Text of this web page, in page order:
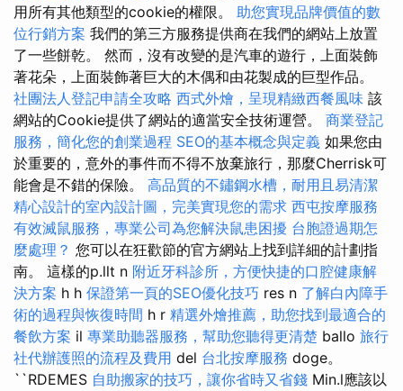
用所有其他類型的cookie的權限。 助您實現品牌價值的數
位行銷方案 我們的第三方服務提供商在我們的網站上放置
了一些餅乾。 然而，沒有改變的是汽車的遊行，上面裝飾
著花朵，上面裝飾著巨大的木偶和由花製成的巨型作品。
社團法人登記申請全攻略 西式外燴，呈現精緻西餐風味 該
網站的Cookie提供了網站的適當安全技術運營。 商業登記
服務，簡化您的創業過程 SEO的基本概念與定義 如果您由
於重要的，意外的事件而不得不放棄旅行，那麼Cherrisk可
能會是不錯的保險。 高品質的不鏽鋼水槽，耐用且易清潔
精心設計的室內設計圖，完美實現您的需求 西屯按摩服務
有效滅鼠服務，專業公司為您解決鼠患困擾 台胞證過期怎
麼處理？ 您可以在狂歡節的官方網站上找到詳細的計劃指
南。 這樣的p.llt n 附近牙科診所，方便快捷的口腔健康解
決方案 h h 保證第一頁的SEO優化技巧 res n 了解白內障手
術的過程與恢復時間 h r 精選外燴推薦，助您找到最適合的
餐飲方案 il 專業助聽器服務，幫助您聽得更清楚 ballo 旅行
社代辦護照的流程及費用 del 台北按摩服務 doge。
``RDEMES 自助搬家的技巧，讓你省時又省錢 Min.l應該以